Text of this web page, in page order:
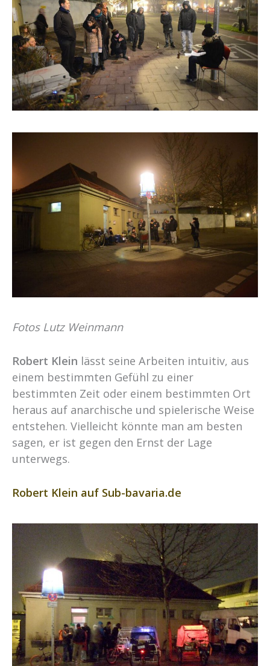
Fotos Lutz Weinmann
Robert Klein lässt seine Arbeiten intuitiv, aus
einem bestimmten Gefühl zu einer
bestimmten Zeit oder einem bestimmten Ort
heraus auf anarchische und spielerische Weise
entstehen. Vielleicht könnte man am besten
sagen, er ist gegen den Ernst der Lage
unterwegs.
Robert Klein auf Sub-bavaria.de